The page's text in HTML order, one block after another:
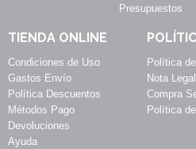
Presupuestos
TIENDA ONLINE
Condiciones de Uso
Gastos Envío
Política Descuentos
Métodos Pago
Devoluciones
Ayuda
Política
Nota Legal
Compra
Política